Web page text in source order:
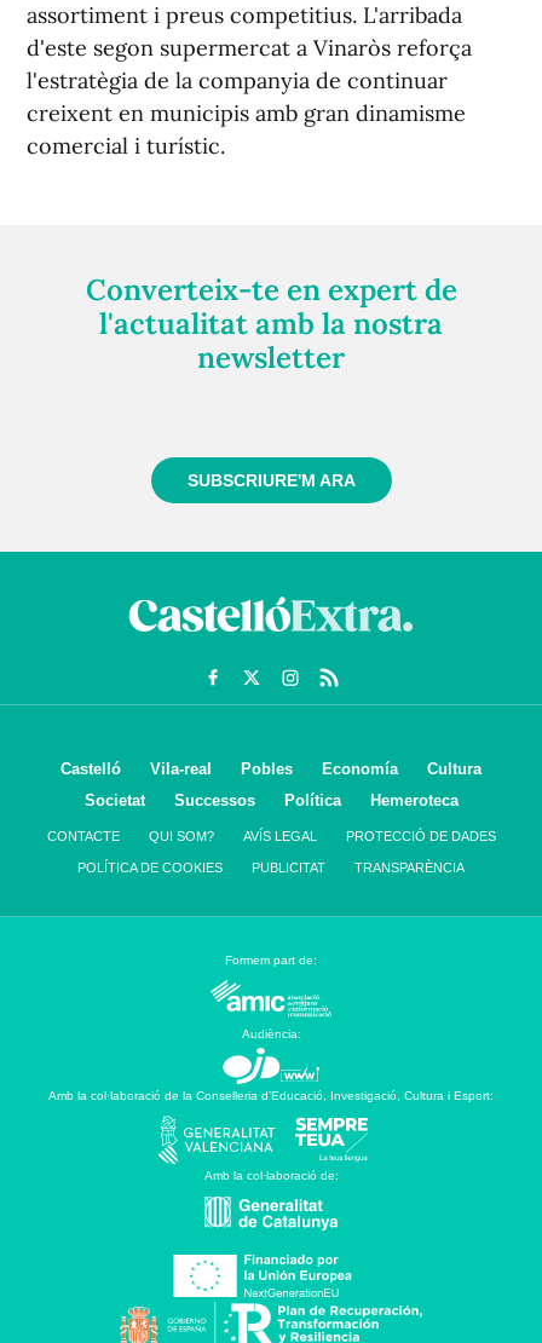
assortiment i preus competitius. L'arribada
d'este segon supermercat a Vinaròs reforça
l'estratègia de la companyia de continuar
creixent en municipis amb gran dinamisme
comercial i turístic.
Converteix-te en expert de
l'actualitat amb la nostra
newsletter
SUBSCRIURE'M ARA
Castelló Vila-real Pobles Economía
Cultura
Societat
Successos Política Hemeroteca
CONTACTE QUI SOM? AVÍS LEGAL PROTECCIÓ DE DADES
POLÍTICA DE COOKIES PUBLICITAT TRANSPARÈNCIA
Formem part de:
Audiència:
Amb la col·laboració de la Conselleria d’Educació, Investigació, Cultura i Esport:
Amb la col·laboració de: